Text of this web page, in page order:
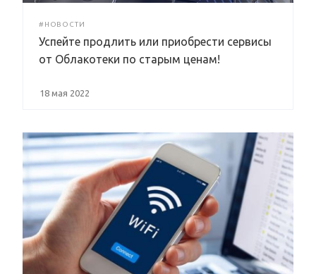
#НОВОСТИ
Успейте продлить или приобрести сервисы
от Облакотеки по старым ценам!
18 мая 2022